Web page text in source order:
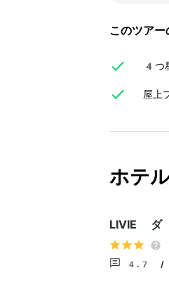
このツアー
4つ
屋上
ホテ
LIVIE ダ
4.7 /